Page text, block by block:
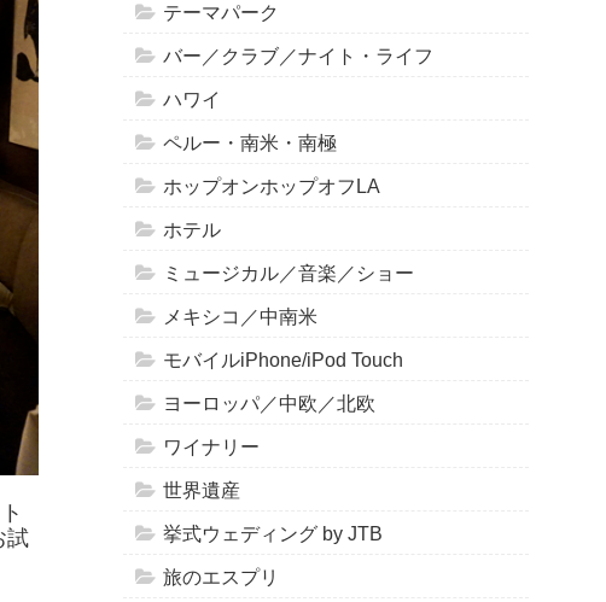
試
テーマパーク
バー／クラブ／ナイト・ライフ
ハワイ
ペルー・南米・南極
ホップオンホップオフLA
ホテル
ミュージカル／音楽／ショー
メキシコ／中南米
モバイルiPhone/iPod Touch
ヨーロッパ／中欧／北欧
ワイナリー
世界遺産
挙式ウェディング by JTB
旅のエスプリ